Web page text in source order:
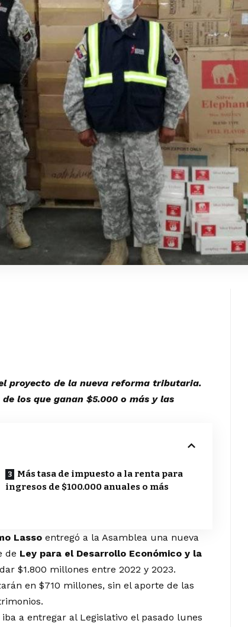
proyecto de la nueva reforma tributaria.
los que ganan $5.000 o más y las
Más tasa de impuesto a la renta para
ingresos de $100.000 anuales o más
Lasso entregó a la Asamblea una nueva
de Ley para el Desarrollo Económico y la
$1.800 millones entre 2022 y 2023.
en $710 millones, sin el aporte de las
a entregar al Legislativo el pasado lunes